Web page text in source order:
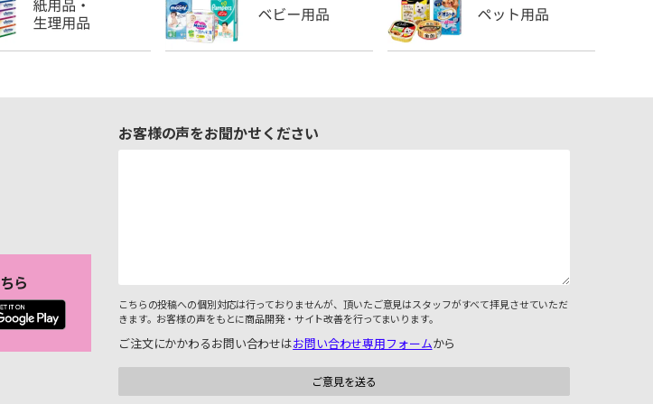
ら
お客様の声をお聞かせください
こちらの投稿への個別対応は行っておりませんが、頂いたご意見はスタッフがすべて拝見させていただ
きます。お客様の声をもとに商品開発・サイト改善を行ってまいります。
ご注文にかかわるお問い合わせはお問い合わせ専用フォームから